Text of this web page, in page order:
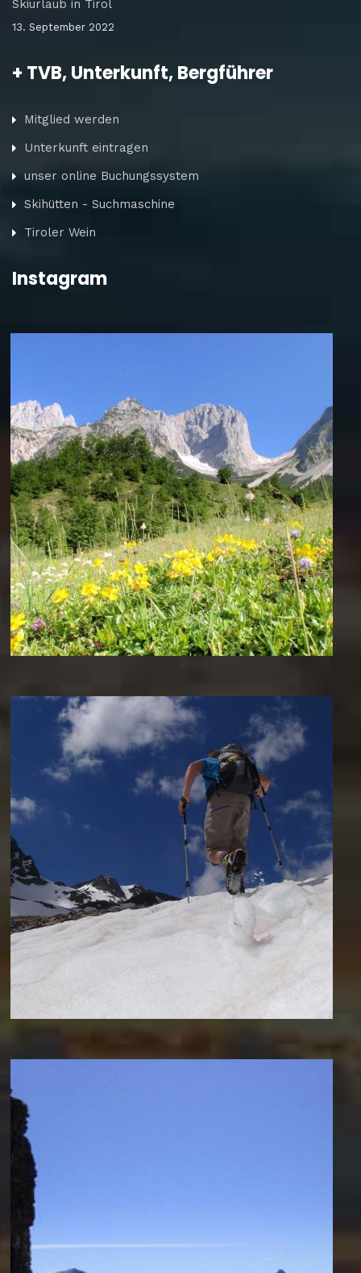
Skiurlaub in Tirol
13. September 2022
+ TVB, Unterkunft, Bergführer
Mitglied werden
Unterkunft eintragen
unser online Buchungssystem
Skihütten - Suchmaschine
Tiroler Wein
Instagram